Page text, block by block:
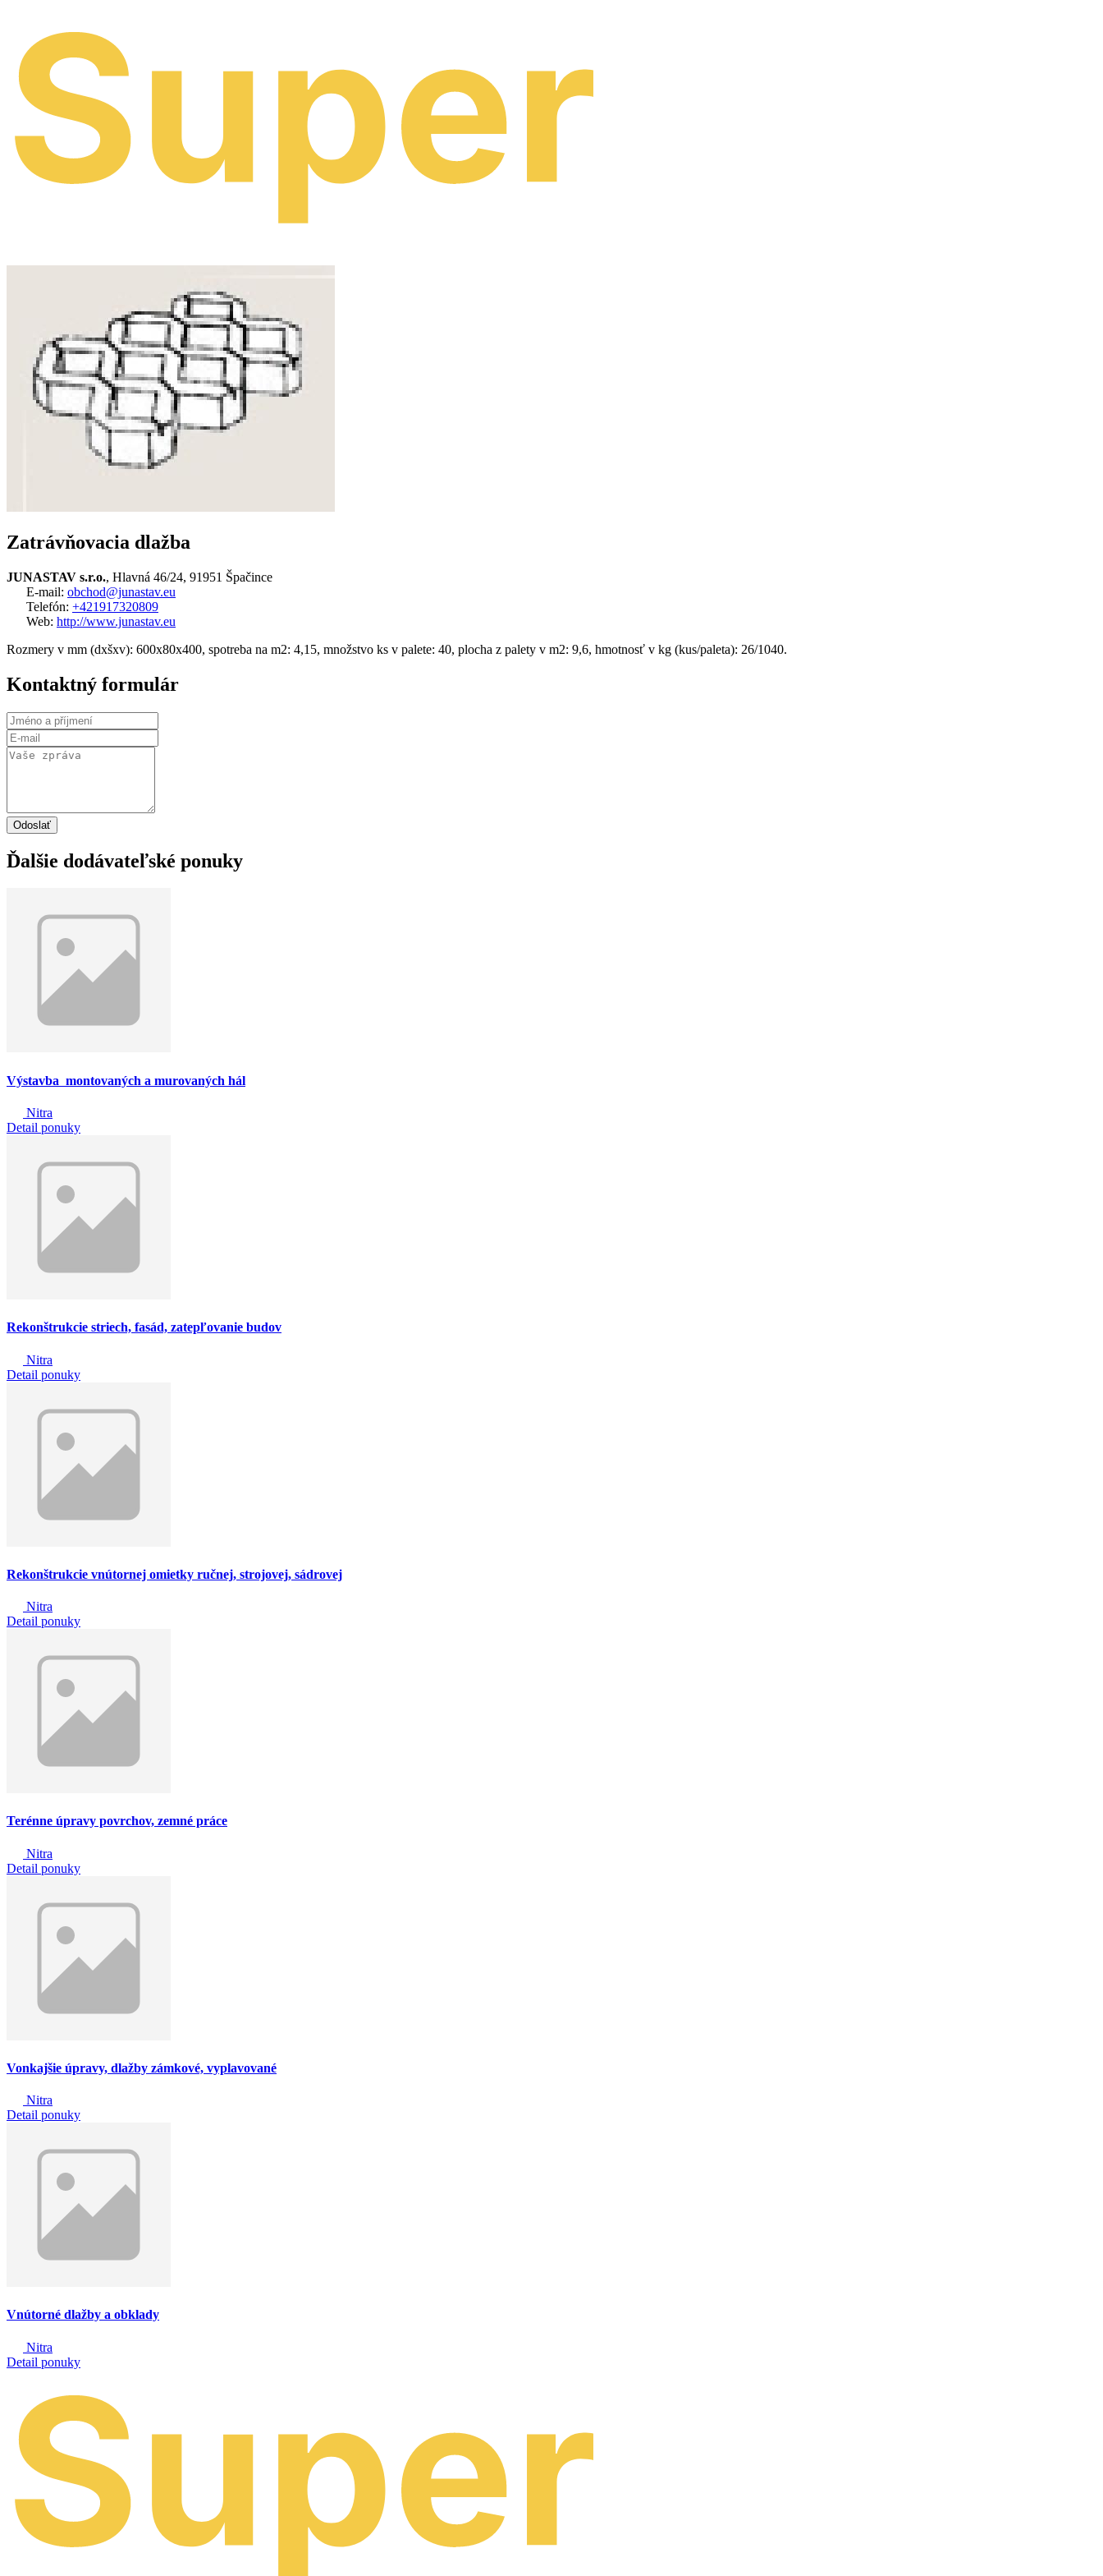
Zatrávňovacia dlažba
JUNASTAV s.r.o., Hlavná 46/24, 91951 Špačince
E-mail: obchod@junastav.eu
Telefón: +421917320809
Web: http://www.junastav.eu
Rozmery v mm (dxšxv): 600x80x400, spotreba na m2: 4,15, množstvo ks v palete: 40, plocha z palety v m2: 9,6, hmotnosť v kg (kus/paleta): 26/1040.
Kontaktný formulár
Odoslať
Ďalšie dodávateľské ponuky
Výstavba montovaných a murovaných hál
Nitra
Detail ponuky
Rekonštrukcie striech, fasád, zatepľovanie budov
Nitra
Detail ponuky
Rekonštrukcie vnútornej omietky ručnej, strojovej, sádrovej
Nitra
Detail ponuky
Terénne úpravy povrchov, zemné práce
Nitra
Detail ponuky
Vonkajšie úpravy, dlažby zámkové, vyplavované
Nitra
Detail ponuky
Vnútorné dlažby a obklady
Nitra
Detail ponuky